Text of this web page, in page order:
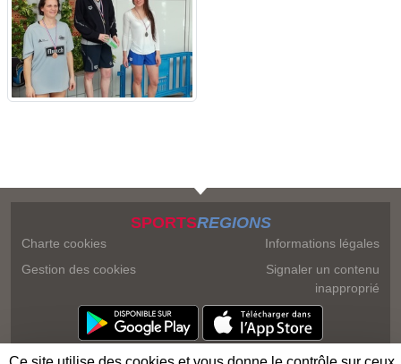
SPORTSREGIONS
Charte cookies
Gestion des cookies
Informations légales
Signaler un contenu
inapproprié